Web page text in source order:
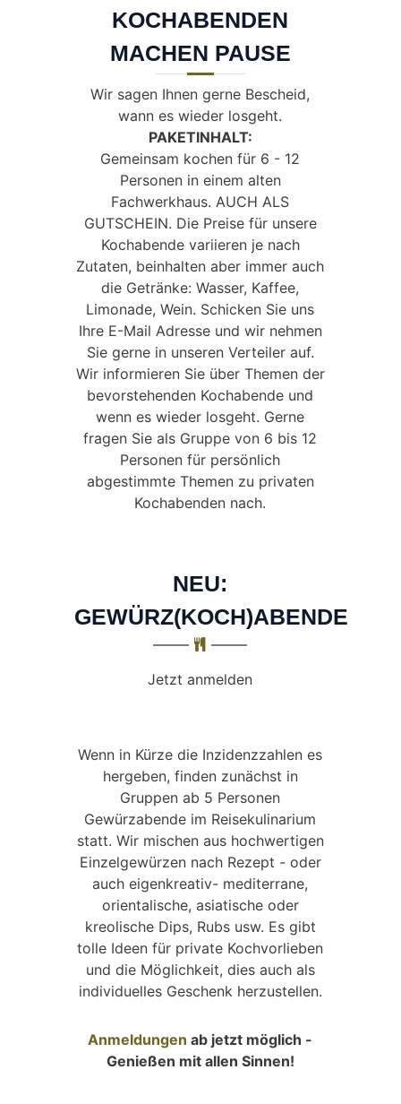
KOCHABENDEN
MACHEN PAUSE
Wir sagen Ihnen gerne Bescheid,
wann es wieder losgeht.
PAKETINHALT:
Gemeinsam kochen für 6 - 12
Personen in einem alten
Fachwerkhaus. AUCH ALS
GUTSCHEIN. Die Preise für unsere
Kochabende variieren je nach
Zutaten, beinhalten aber immer auch
die Getränke: Wasser, Kaffee,
Limonade, Wein. Schicken Sie uns
Ihre E-Mail Adresse und wir nehmen
Sie gerne in unseren Verteiler auf.
Wir informieren Sie über Themen der
bevorstehenden Kochabende und
wenn es wieder losgeht. Gerne
fragen Sie als Gruppe von 6 bis 12
Personen für persönlich
abgestimmte Themen zu privaten
Kochabenden nach.
NEU:
GEWÜRZ(KOCH)ABENDE
Jetzt anmelden
Wenn in Kürze die Inzidenzzahlen es
hergeben, finden zunächst in
Gruppen ab 5 Personen
Gewürzabende im Reisekulinarium
statt. Wir mischen aus hochwertigen
Einzelgewürzen nach Rezept - oder
auch eigenkreativ- mediterrane,
orientalische, asiatische oder
kreolische Dips, Rubs usw. Es gibt
tolle Ideen für private Kochvorlieben
und die Möglichkeit, dies auch als
individuelles Geschenk herzustellen.
Anmeldungen ab jetzt möglich -
Genießen mit allen Sinnen!